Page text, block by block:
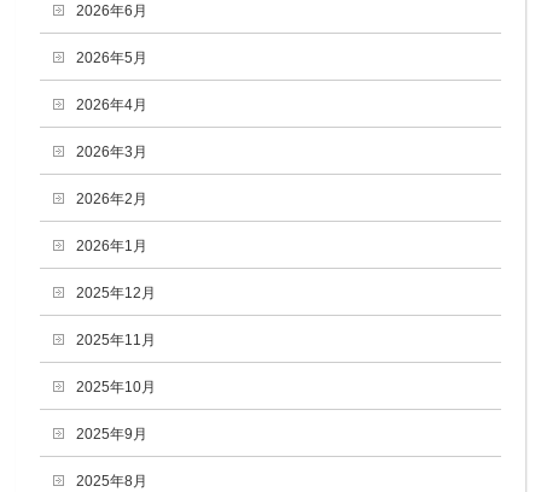
2026年6月
2026年5月
2026年4月
2026年3月
2026年2月
2026年1月
2025年12月
2025年11月
2025年10月
2025年9月
2025年8月